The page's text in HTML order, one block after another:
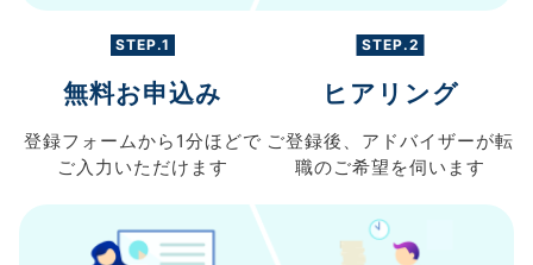
STEP.1
無料お申込み
登録フォームから 1分ほどで
ご入力 いただけます
STEP.2
ヒアリング
ご登録後、 アドバイザーが転
職のご希望を伺います